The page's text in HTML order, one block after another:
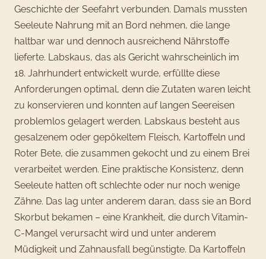
Geschichte der Seefahrt verbunden. Damals mussten
Seeleute Nahrung mit an Bord nehmen, die lange
haltbar war und dennoch ausreichend Nährstoffe
lieferte. Labskaus, das als Gericht wahrscheinlich im
18. Jahrhundert entwickelt wurde, erfüllte diese
Anforderungen optimal, denn die Zutaten waren leicht
zu konservieren und konnten auf langen Seereisen
problemlos gelagert werden. Labskaus besteht aus
gesalzenem oder gepökeltem Fleisch, Kartoffeln und
Roter Bete, die zusammen gekocht und zu einem Brei
verarbeitet werden. Eine praktische Konsistenz, denn
Seeleute hatten oft schlechte oder nur noch wenige
Zähne. Das lag unter anderem daran, dass sie an Bord
Skorbut bekamen – eine Krankheit, die durch Vitamin-
C-Mangel verursacht wird und unter anderem
Müdigkeit und Zahnausfall begünstigte. Da Kartoffeln